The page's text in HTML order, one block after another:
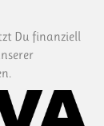
Du finanziell